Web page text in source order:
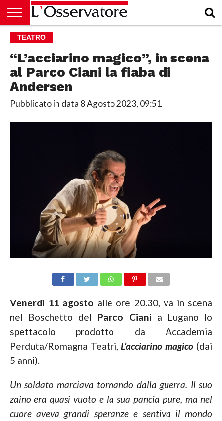
HOME
CULTURA
ECONOMIA
RUBRICHE
ARCHIVIO
PODCAST
ABBONAMENTO
CHI
ACCEDI
TEATRO
“L’acciarino magico”, in scena
al Parco Ciani la fiaba di
Andersen
Pubblicato in data 8 Agosto 2023, 09:51
Venerdì 11 agosto alle ore 20.30, va in scena
nel Boschetto del Parco Ciani a Lugano lo
spettacolo prodotto da Accademia
Perduta/Romagna Teatri, L’acciarino magico (dai
5 anni).
Un soldato marciava tornando dalla guerra. Il suo
zaino era quasi vuoto e la sua pancia pure, ma nel
cuore aveva grandi speranze e sentiva il mondo